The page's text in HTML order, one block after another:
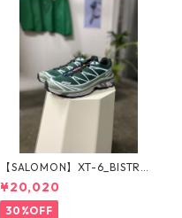
【SALOMON】XT-6_BISTRO
GREEN
¥20,020
30%OFF